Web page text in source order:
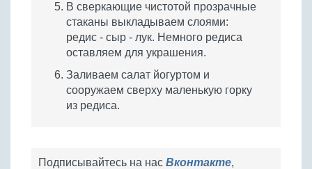
В сверкающие чистотой прозрачные
стаканы выкладываем слоями:
редис - сыр - лук. Немного редиса
оставляем для украшения.
Заливаем салат йогуртом и
сооружаем сверху маленькую горку
из редиса.
Подписывайтесь на нас Вконтакте,